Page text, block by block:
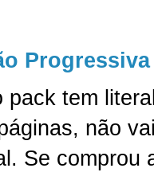
Progressiva
pack tem
não
Se comprou